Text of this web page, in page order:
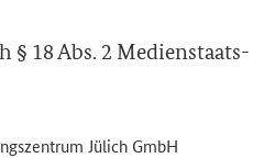
§ 18 Abs. 2 Me­di­en­staats­
Jü­lich GmbH